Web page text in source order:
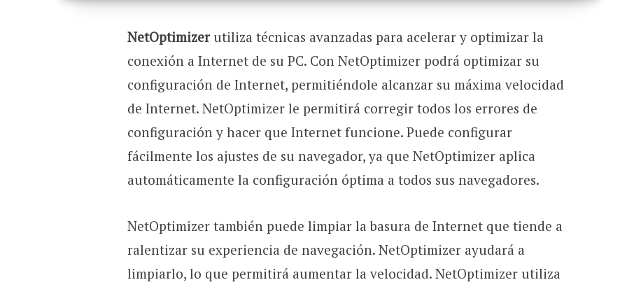
NetOptimizerutiliza técnicas avanzadas para acelerar y optimizar la
conexión a Internet de su PC. Con NetOptimizer podrá optimizar su
configuración de Internet, permitiéndole alcanzar su máxima velocidad
de Internet. NetOptimizer le permitirá corregir todos los errores de
configuración y hacer que Internet funcione. Puede configurar
fácilmente los ajustes de su navegador, ya que NetOptimizer aplica
automáticamente la configuración óptima a todos sus navegadores.
NetOptimizer también puede limpiar la basura de Internet que tiende a
ralentizar su experiencia de navegación. NetOptimizer ayudará a
limpiarlo, lo que permitirá aumentar la velocidad. NetOptimizer utiliza